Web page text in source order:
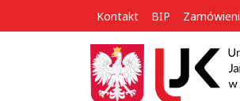
Kontakt BIP